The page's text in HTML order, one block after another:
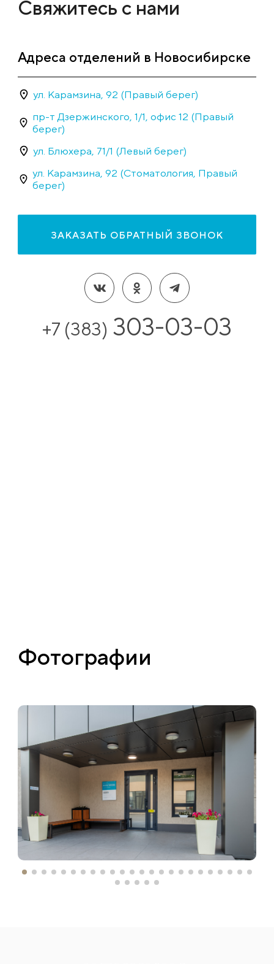
Свяжитесь с нами
Адреса отделений в Новосибирске
ул. Карамзина, 92 (Правый берег)
пр-т Дзержинского, 1/1, офис 12 (Правый
берег)
ул. Блюхера, 71/1 (Левый берег)
ул. Карамзина, 92 (Стоматология, Правый
берег)
ЗАКАЗАТЬ ОБРАТНЫЙ ЗВОНОК
+7 (383) 303-03-03
Фотографии